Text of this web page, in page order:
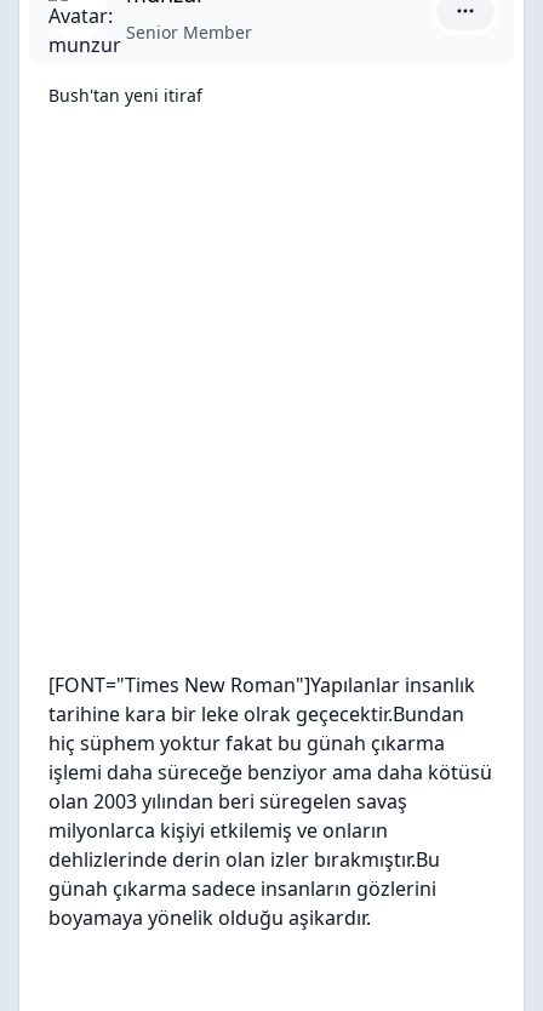
Senior Member
Bush'tan yeni itiraf
[FONT="Times New Roman"]Yapılanlar insanlık
tarihine kara bir leke olrak geçecektir.Bundan
hiç süphem yoktur fakat bu günah çıkarma
işlemi daha süreceğe benziyor ama daha kötüsü
olan 2003 yılından beri süregelen savaş
milyonlarca kişiyi etkilemiş ve onların
dehlizlerinde derin olan izler bırakmıştır.Bu
günah çıkarma sadece insanların gözlerini
boyamaya yönelik olduğu aşikardır.